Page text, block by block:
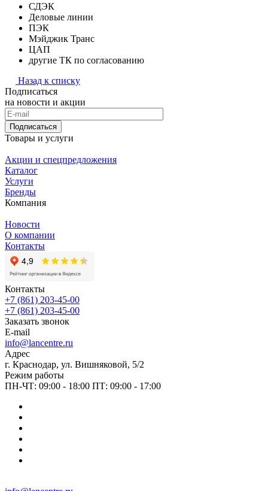
СДЭК
Деловые линии
ПЭК
Мэйджик Транс
ЦАП
другие ТК по согласованию
Назад к списку
Подписаться
на новости и акции
Подписаться
Товары и услуги
Акции и спецпредложения
Каталог
Услуги
Бренды
Компания
Новости
О компании
Контакты
Контакты
+7 (861) 203-45-00
+7 (861) 203-45-00
Заказать звонок
E-mail
info@lancentre.ru
Адрес
г. Краснодар, ул. Вишняковой, 5/2
Режим работы
ПН-ЧТ: 09:00 - 18:00 ПТ: 09:00 - 17:00